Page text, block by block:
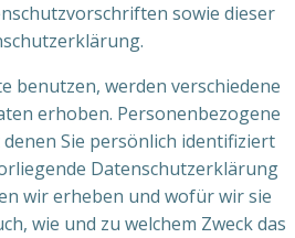
sowie dieser
benutzen, werden verschiedene
erhoben. Personenbezogene
Sie persönlich identifiziert
Datenschutzerklärung
wir erheben und wofür wir sie
wie und zu welchem Zweck das